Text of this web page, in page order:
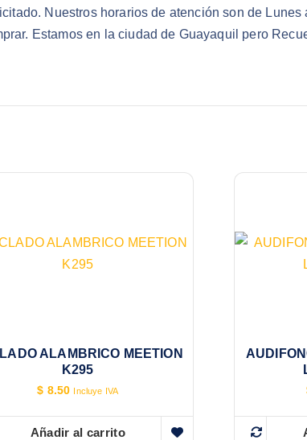
Nuestros horarios de atención son de
Estamos en la ciudad de Guayaquil pero
ALAMBRICO MEETION
K295
$ 8.50 Incluye IVA
Añadir al carrito